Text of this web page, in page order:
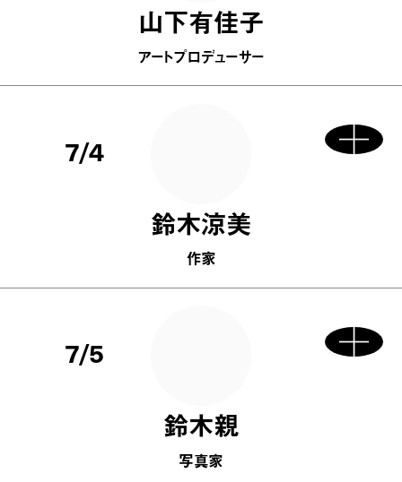
山下有佳子
アートプロデューサー
7/4
鈴木涼美
作家
7/5
鈴木親
写真家